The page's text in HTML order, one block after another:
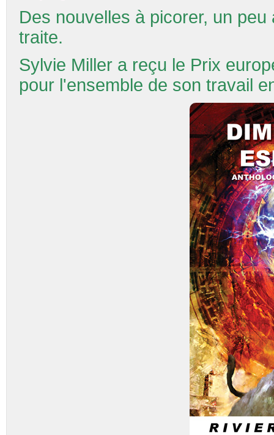
Des nouvelles à picorer, un
traite.
Sylvie Miller a reçu le Prix
pour l'ensemble de son travail